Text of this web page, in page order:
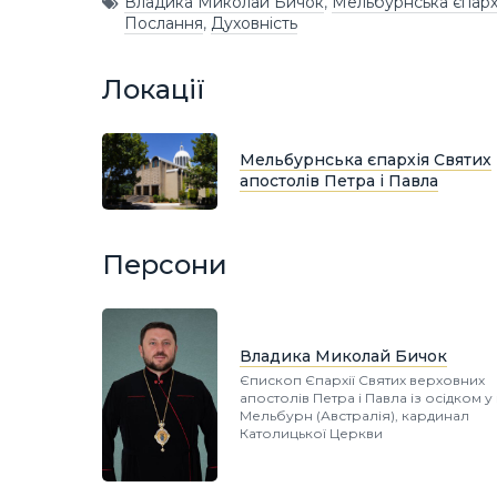
Послання, Духовність
Локації
Мельбурнська єпархія Святих
апостолів Петра і Павла
Персони
Владика Миколай Бичок
Єпископ Єпархії Святих верховних
апостолів Петра і Павла із осідком у
Мельбурн (Австралія), кардинал
Католицької Церкви